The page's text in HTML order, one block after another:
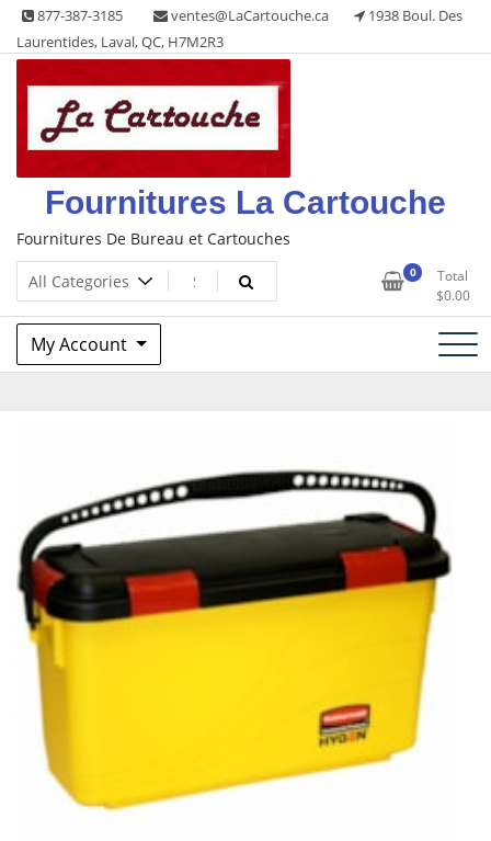
Skip
content
877-387-3185 ventes@LaCartouche.ca
1938 Boul. Des
Laurentides, Laval, QC, H7M2R3
Fournitures La Cartouche
Fournitures De Bureau et Cartouches
0
Total
$0.00
My Account